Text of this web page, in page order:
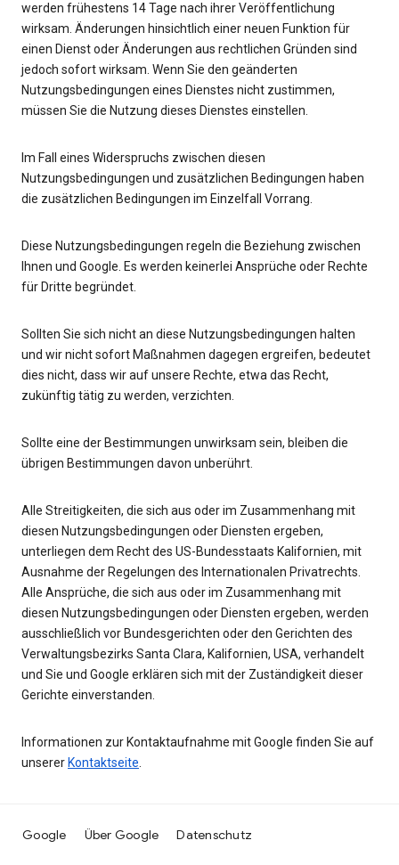
werden frühestens 14 Tage nach ihrer Veröffentlichung
wirksam. Änderungen hinsichtlich einer neuen Funktion für
einen Dienst oder Änderungen aus rechtlichen Gründen sind
jedoch sofort wirksam. Wenn Sie den geänderten
Nutzungsbedingungen eines Dienstes nicht zustimmen,
müssen Sie die Nutzung dieses Dienstes einstellen.
Im Fall eines Widerspruchs zwischen diesen
Nutzungsbedingungen und zusätzlichen Bedingungen haben
die zusätzlichen Bedingungen im Einzelfall Vorrang.
Diese Nutzungsbedingungen regeln die Beziehung zwischen
Ihnen und Google. Es werden keinerlei Ansprüche oder Rechte
für Dritte begründet.
Sollten Sie sich nicht an diese Nutzungsbedingungen halten
und wir nicht sofort Maßnahmen dagegen ergreifen, bedeutet
dies nicht, dass wir auf unsere Rechte, etwa das Recht,
zukünftig tätig zu werden, verzichten.
Sollte eine der Bestimmungen unwirksam sein, bleiben die
übrigen Bestimmungen davon unberührt.
Alle Streitigkeiten, die sich aus oder im Zusammenhang mit
diesen Nutzungsbedingungen oder Diensten ergeben,
unterliegen dem Recht des US-Bundesstaats Kalifornien, mit
Ausnahme der Regelungen des Internationalen Privatrechts.
Alle Ansprüche, die sich aus oder im Zusammenhang mit
diesen Nutzungsbedingungen oder Diensten ergeben, werden
ausschließlich vor Bundesgerichten oder den Gerichten des
Verwaltungsbezirks Santa Clara, Kalifornien, USA, verhandelt
und Sie und Google erklären sich mit der Zuständigkeit dieser
Gerichte einverstanden.
Informationen zur Kontaktaufnahme mit Google finden Sie auf
unserer Kontaktseite.
Google Über Google Datenschutz